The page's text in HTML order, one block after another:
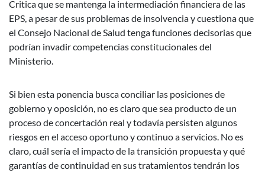
Critica que se mantenga la intermediación financiera de las
EPS, a pesar de sus problemas de insolvencia y cuestiona que
el Consejo Nacional de Salud tenga funciones decisorias que
podrían invadir competencias constitucionales del
Ministerio.
Si bien esta ponencia busca conciliar las posiciones de
gobierno y oposición, no es claro que sea producto de un
proceso de concertación real y todavía persisten algunos
riesgos en el acceso oportuno y continuo a servicios. No es
claro, cuál sería el impacto de la transición propuesta y qué
garantías de continuidad en sus tratamientos tendrán los